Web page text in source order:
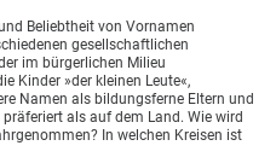
Beliebtheit von Vornamen
gesellschaftlichen
im bürgerlichen Milieu
Kinder »der kleinen Leute«,
Namen als bildungsferne Eltern und
als auf dem Land. Wie wird
In welchen Kreisen ist